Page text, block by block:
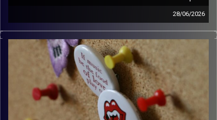
28/06/2026
קלאסיקות רוק עם אורן הוף.
włodi